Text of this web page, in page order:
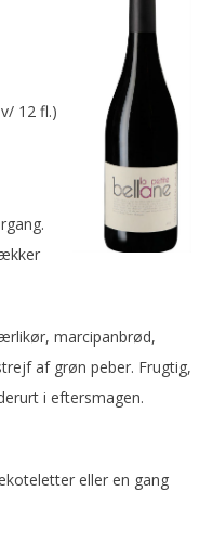
12 fl.)
marcipanbrød,
af grøn peber. Frugtig,
i eftersmagen.
eller en gang